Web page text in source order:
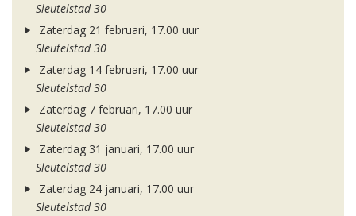
Sleutelstad 30
Zaterdag 21 februari, 17.00 uur
Sleutelstad 30
Zaterdag 14 februari, 17.00 uur
Sleutelstad 30
Zaterdag 7 februari, 17.00 uur
Sleutelstad 30
Zaterdag 31 januari, 17.00 uur
Sleutelstad 30
Zaterdag 24 januari, 17.00 uur
Sleutelstad 30